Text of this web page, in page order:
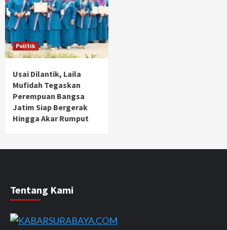
Politik
Usai Dilantik, Laila
Mufidah Tegaskan
Perempuan Bangsa
Jatim Siap Bergerak
Hingga Akar Rumput
Tentang Kami